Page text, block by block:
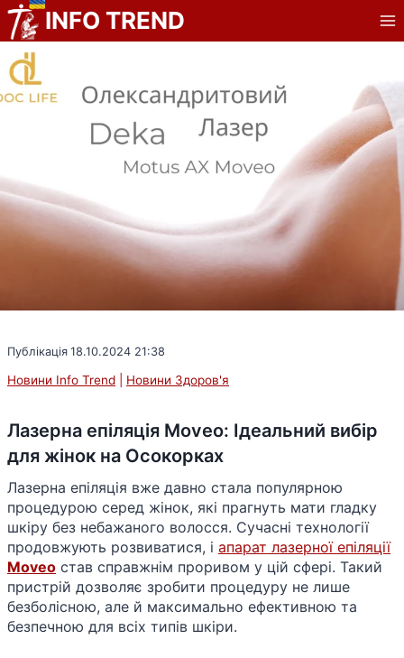
Перейти
до
вмісту
INFO TREND
Публікація 18.10.2024 21:38
Новини Info Trend Новини Здоров'я
Лазерна епіляція Moveo: Ідеальний вибір
для жінок на Осокорках
Лазерна епіляція вже давно стала популярною
процедурою серед жінок, які прагнуть мати гладку
шкіру без небажаного волосся. Сучасні технології
продовжують розвиватися, і апарат лазерної епіляції
Moveo став справжнім проривом у цій сфері. Такий
пристрій дозволяє зробити процедуру не лише
безболісною, але й максимально ефективною та
безпечною для всіх типів шкіри.